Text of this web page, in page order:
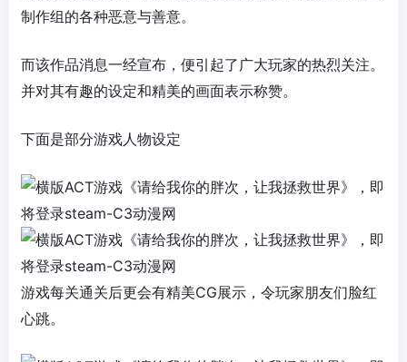
制作组的各种恶意与善意。
而该作品消息一经宣布，便引起了广大玩家的热烈关注。
并对其有趣的设定和精美的画面表示称赞。
下面是部分游戏人物设定
游戏每关通关后更会有精美CG展示，令玩家朋友们脸红
心跳。